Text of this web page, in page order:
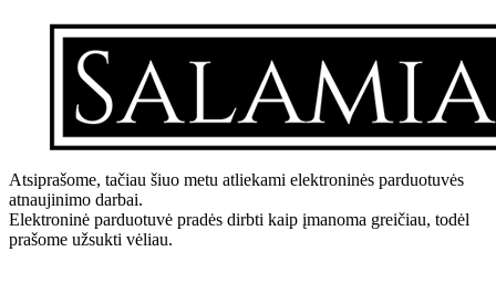
Atsiprašome, tačiau šiuo metu atliekami elektroninės parduotuvės
atnaujinimo darbai.
Elektroninė parduotuvė pradės dirbti kaip įmanoma greičiau, todėl
prašome užsukti vėliau.